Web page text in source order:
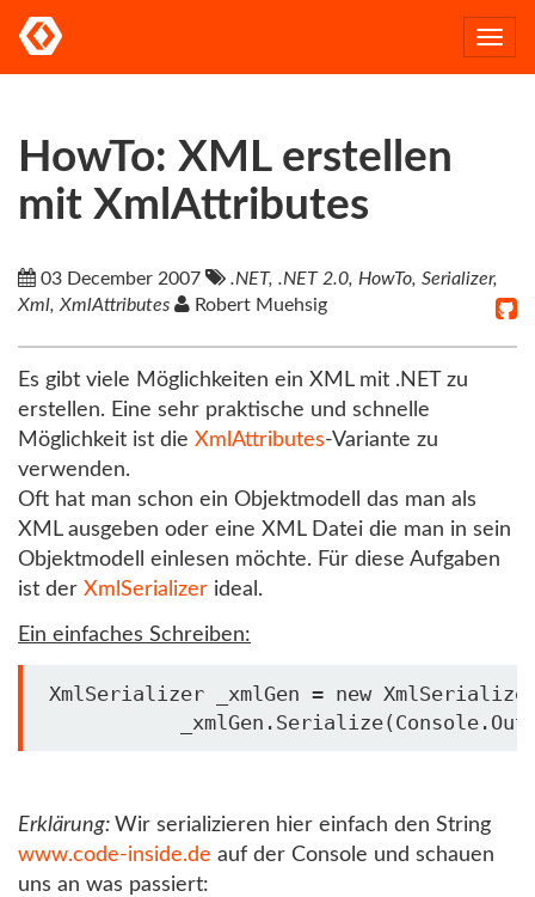
HowTo: XML erstellen
mit XmlAttributes
03 December 2007
.NET, .NET 2.0, HowTo, Serializer,
Xml, XmlAttributes
Robert Muehsig
Es gibt viele Möglichkeiten ein XML mit .NET zu
erstellen. Eine sehr praktische und schnelle
Möglichkeit ist die XmlAttributes-Variante zu
verwenden.
Oft hat man schon ein Objektmodell das man als
XML ausgeben oder eine XML Datei die man in sein
Objektmodell einlesen möchte. Für diese Aufgaben
ist der XmlSerializer ideal.
Ein einfaches Schreiben:
XmlSerializer _xmlGen = new
Erklärung: Wir serializieren hier einfach den String
www.code-inside.de auf der Console und schauen
uns an was passiert: